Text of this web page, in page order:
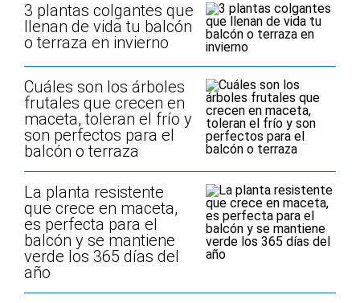
3 plantas colgantes que
llenan de vida tu balcón
o terraza en invierno
Cuáles son los árboles
frutales que crecen en
maceta, toleran el frío y
son perfectos para el
balcón o terraza
La planta resistente
que crece en maceta,
es perfecta para el
balcón y se mantiene
verde los 365 días del
año